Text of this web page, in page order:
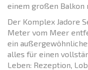
einem großen Balkon
Der Komplex Jadore
Meter vom Meer
ein
alles für einen
Leben: Rezeption,